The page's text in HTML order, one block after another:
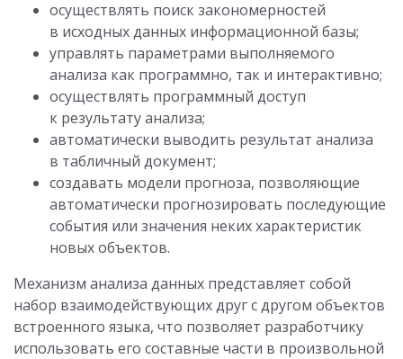
осуществлять поиск закономерностей
в исходных данных информационной базы;
управлять параметрами выполняемого
анализа как программно, так и интерактивно;
осуществлять программный доступ
к результату анализа;
автоматически выводить результат анализа
в табличный документ;
создавать модели прогноза, позволяющие
автоматически прогнозировать последующие
события или значения неких характеристик
новых объектов.
Механизм анализа данных представляет собой
набор взаимодействующих друг с другом объектов
встроенного языка, что позволяет разработчику
использовать его составные части в произвольной